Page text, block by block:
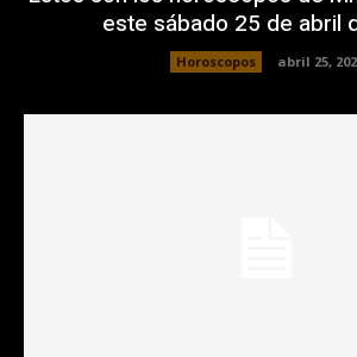
este sábado 25 de abril
Horoscopos abril 25,